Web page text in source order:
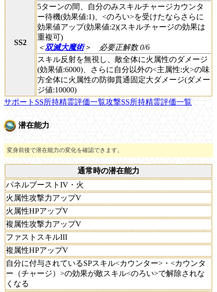
SS2
5ターンの間、自分のみスキルチャージカウンタ
ー待機(効果値:1)、<のろい>を受けたならさらに
効果値アップ(効果値:2)(スキルチャージの効果は
重複可)
＜双滅大魔術＞
必要正解数 0/6
スキル反射を無視し、敵全体に火属性のダメージ
(効果値:6000)、さらに自分以外の<主属性:火>の味
方全体に火属性の防御貫通固定大ダメージ(ダメー
ジ値:10000)
サポートSS所持精霊評価一覧攻撃SS所持精霊評価一覧
潜在能力
変身前後で潜在能力の変化を確認できます。
通常時の潜在能力
パネルブーストIV・火
火属性攻撃力アップV
火属性HPアップV
複属性攻撃力アップV
ファストスキルIII
複属性HPアップV
自分に付与されているSPスキル<カウンター>・<カウンタ
ー（チャージ）>の効果が敵スキル<のろい>で解除されな
くなる